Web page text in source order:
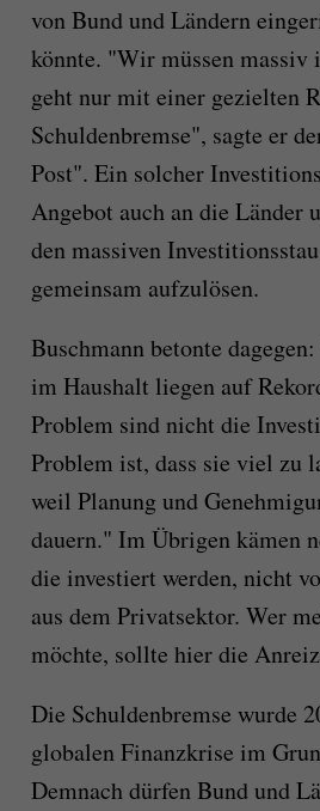
von Bund und Ländern
könnte. "Wir müssen massiv
geht nur mit einer gezielten
Schuldenbremse", sagte er
Post". Ein solcher
Angebot auch an die Länder
den massiven
gemeinsam aufzulösen.
Buschmann betonte
im Haushalt liegen auf
Problem sind nicht die
Problem ist, dass sie viel zu
weil Planung und
dauern." Im Übrigen kämen
die investiert werden, nicht
aus dem Privatsektor. Wer
möchte, sollte hier die
Die Schuldenbremse wurde
globalen Finanzkrise im
Demnach dürfen Bund und